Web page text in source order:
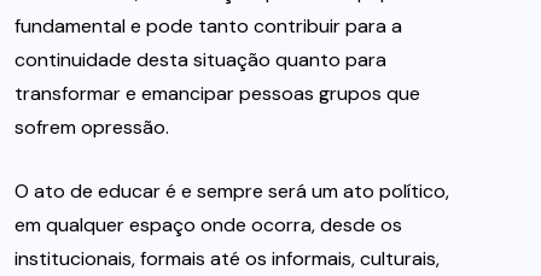
fundamental e pode tanto contribuir para a
continuidade desta situação quanto para
transformar e emancipar pessoas grupos que
sofrem opressão.
O ato de educar é e sempre será um ato político,
em qualquer espaço onde ocorra, desde os
institucionais, formais até os informais, culturais,